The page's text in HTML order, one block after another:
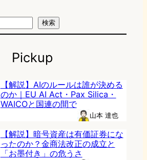
検索
Pickup
【解説】AIのルールは誰が決める
のか｜EU AI Act・Pax Silica・
WAICOと国連の間で
山本 達也
【解説】暗号資産は有価証券にな
ったのか？金商法改正の成立と
「お墨付き」の危うさ